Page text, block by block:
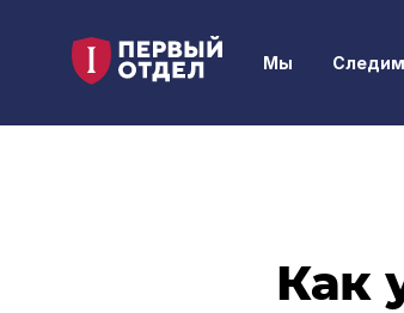
Мы
Как